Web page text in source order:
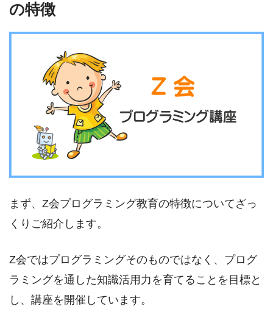
の特徴
まず、Z会プログラミング教育の特徴についてざっ
くりご紹介します。
Z会ではプログラミングそのものではなく、プログ
ラミングを通した知識活用力を育てることを目標と
し、講座を開催しています。